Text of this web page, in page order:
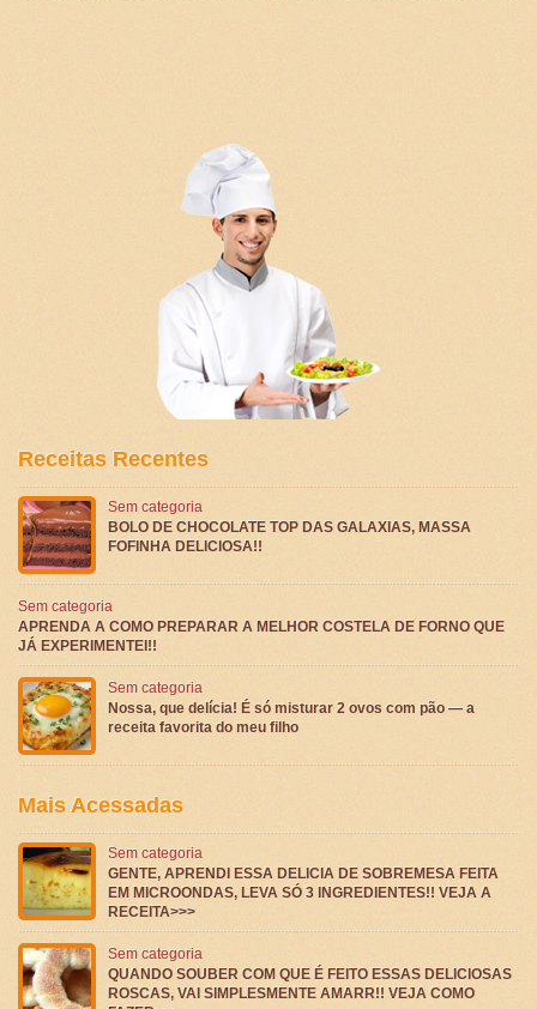
Receitas Recentes
Sem categoria
BOLO DE CHOCOLATE TOP DAS GALAXIAS, MASSA
FOFINHA DELICIOSA!!
Sem categoria
APRENDA A COMO PREPARAR A MELHOR COSTELA DE FORNO QUE
JÁ EXPERIMENTEI!!
Sem categoria
Nossa, que delícia! É só misturar 2 ovos com pão — a
receita favorita do meu filho
Mais Acessadas
Sem categoria
GENTE, APRENDI ESSA DELICIA DE SOBREMESA FEITA
EM MICROONDAS, LEVA SÓ 3 INGREDIENTES!! VEJA A
RECEITA>>>
Sem categoria
QUANDO SOUBER COM QUE É FEITO ESSAS DELICIOSAS
ROSCAS, VAI SIMPLESMENTE AMARR!! VEJA COMO